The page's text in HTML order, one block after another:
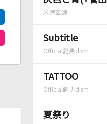
米津玄師
Subtitle
Official髭男dism
TATTOO
Official髭男dism
夏祭り